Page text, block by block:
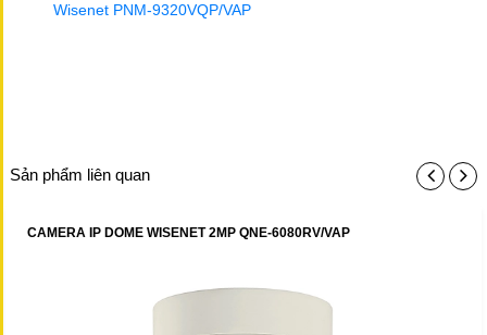
Wisenet PNM-9320VQP/VAP
Sản phẩm liên quan
CAMERA IP DOME WISENET 2MP QNE-6080RV/VAP